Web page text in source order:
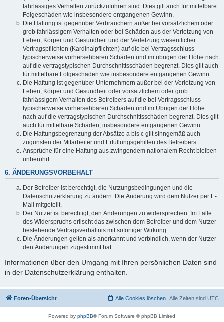
fahrlässiges Verhalten zurückzuführen sind. Dies gilt auch für mittelbare
Folgeschäden wie insbesondere entgangenen Gewinn.
Die Haftung ist gegenüber Verbrauchern außer bei vorsätzlichem oder
grob fahrlässigem Verhalten oder bei Schäden aus der Verletzung von
Leben, Körper und Gesundheit und der Verletzung wesentlicher
Vertragspflichten (Kardinalpflichten) auf die bei Vertragsschluss
typischerweise vorhersehbaren Schäden und im übrigen der Höhe nach
auf die vertragstypischen Durchschnittsschäden begrenzt. Dies gilt auch
für mittelbare Folgeschäden wie insbesondere entgangenen Gewinn.
Die Haftung ist gegenüber Unternehmern außer bei der Verletzung von
Leben, Körper und Gesundheit oder vorsätzlichem oder grob
fahrlässigem Verhalten des Betreibers auf die bei Vertragsschluss
typischerweise vorhersehbaren Schäden und im Übrigen der Höhe
nach auf die vertragstypischen Durchschnittsschäden begrenzt. Dies gilt
auch für mittelbare Schäden, insbesondere entgangenen Gewinn.
Die Haftungsbegrenzung der Absätze a bis c gilt sinngemäß auch
zugunsten der Mitarbeiter und Erfüllungsgehilfen des Betreibers.
Ansprüche für eine Haftung aus zwingendem nationalem Recht bleiben
unberührt.
6. ÄNDERUNGSVORBEHALT
Der Betreiber ist berechtigt, die Nutzungsbedingungen und die
Datenschutzerklärung zu ändern. Die Änderung wird dem Nutzer per E-
Mail mitgeteilt.
Der Nutzer ist berechtigt, den Änderungen zu widersprechen. Im Falle
des Widerspruchs erlischt das zwischen dem Betreiber und dem Nutzer
bestehende Vertragsverhältnis mit sofortiger Wirkung.
Die Änderungen gelten als anerkannt und verbindlich, wenn der Nutzer
den Änderungen zugestimmt hat.
Informationen über den Umgang mit Ihren persönlichen Daten sind
in der Datenschutzerklärung enthalten.
Foren-Übersicht Alle Zeiten sind UTC
Alle Cookies löschen
Powered by phpBB® Forum Software © phpBB Limited